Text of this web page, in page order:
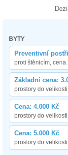
BYTY
Preventivní
proti štěnicím, cena
Základní cena:
prostory do
Cena: 4.000 Kč
prostory do
Cena: 5.000 Kč
prostory do